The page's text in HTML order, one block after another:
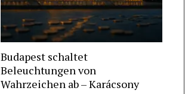
Budapest schaltet
Beleuchtungen von
Wahrzeichen ab – Karácsony